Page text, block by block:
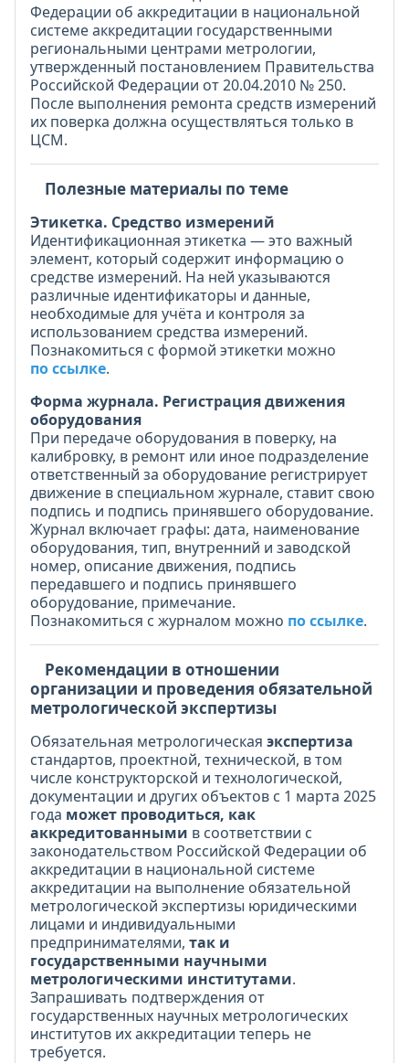
Федерации об аккредитации в национальной
системе аккредитации государственными
региональными центрами метрологии,
утвержденный постановлением Правительства
Российской Федерации от 20.04.2010 № 250.
После выполнения ремонта средств измерений
их поверка должна осуществляться только в
ЦСМ.
Полезные материалы по теме
Этикетка. Средство измерений
Идентификационная этикетка — это важный
элемент, который содержит информацию о
средстве измерений. На ней указываются
различные идентификаторы и данные,
необходимые для учёта и контроля за
использованием средства измерений.
Познакомиться с формой этикетки можно
по ссылке.
Форма журнала. Регистрация движения
оборудования
При передаче оборудования в поверку, на
калибровку, в ремонт или иное подразделение
ответственный за оборудование регистрирует
движение в специальном журнале, ставит свою
подпись и подпись принявшего оборудование.
Журнал включает графы: дата, наименование
оборудования, тип, внутренний и заводской
номер, описание движения, подпись
передавшего и подпись принявшего
оборудование, примечание.
Познакомиться с журналом можно по ссылке.
Рекомендации в отношении
организации и проведения обязательной
метрологической экспертизы
Обязательная метрологическая экспертиза
стандартов, проектной, технической, в том
числе конструкторской и технологической,
документации и других объектов с 1 марта 2025
года может проводиться, как
аккредитованными в соответствии с
законодательством Российской Федерации об
аккредитации в национальной системе
аккредитации на выполнение обязательной
метрологической экспертизы юридическими
лицами и индивидуальными
предпринимателями, так и
государственными научными
метрологическими институтами.
Запрашивать подтверждения от
государственных научных метрологических
институтов их аккредитации теперь не
требуется.